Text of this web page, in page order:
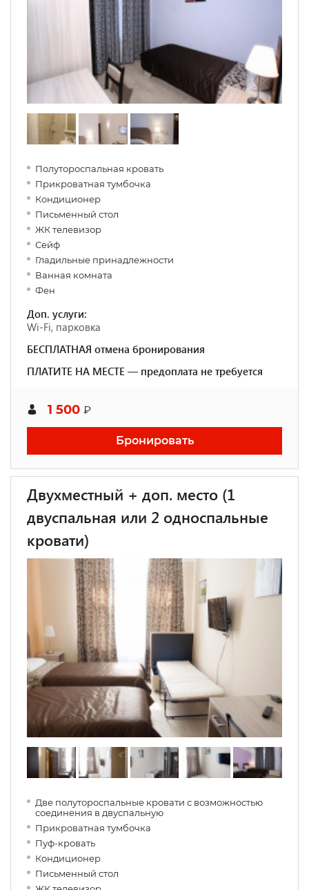
Полутороспальная кровать
Прикроватная тумбочка
Кондиционер
Письменный стол
ЖК телевизор
Сейф
Гладильные принадлежности
Ванная комната
Фен
Доп. услуги:
Wi-Fi, парковка
БЕСПЛАТНАЯ отмена бронирования
ПЛАТИТЕ НА МЕСТЕ — предоплата не требуется
1 500 ₽
Бронировать
Двухместный + доп. место (1
двуспальная или 2 односпальные
кровати)
Две полутороспальные кровати с возможностью
соединения в двуспальную
Прикроватная тумбочка
Пуф-кровать
Кондиционер
Письменный стол